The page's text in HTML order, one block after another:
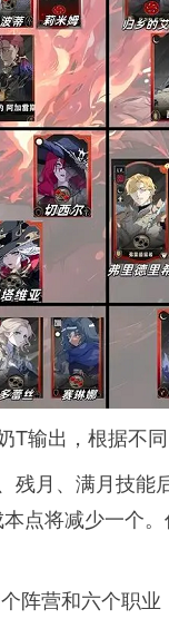
T输出，根据不
残月、满月技
点将减少一个
阵营和六个职